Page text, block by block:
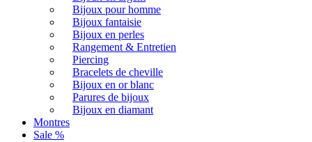
Bijoux pour homme
Bijoux fantaisie
Bijoux en perles
Rangement & Entretien
Piercing
Bracelets de cheville
Bijoux en or blanc
Parures de bijoux
Bijoux en diamant
Montres
Sale %